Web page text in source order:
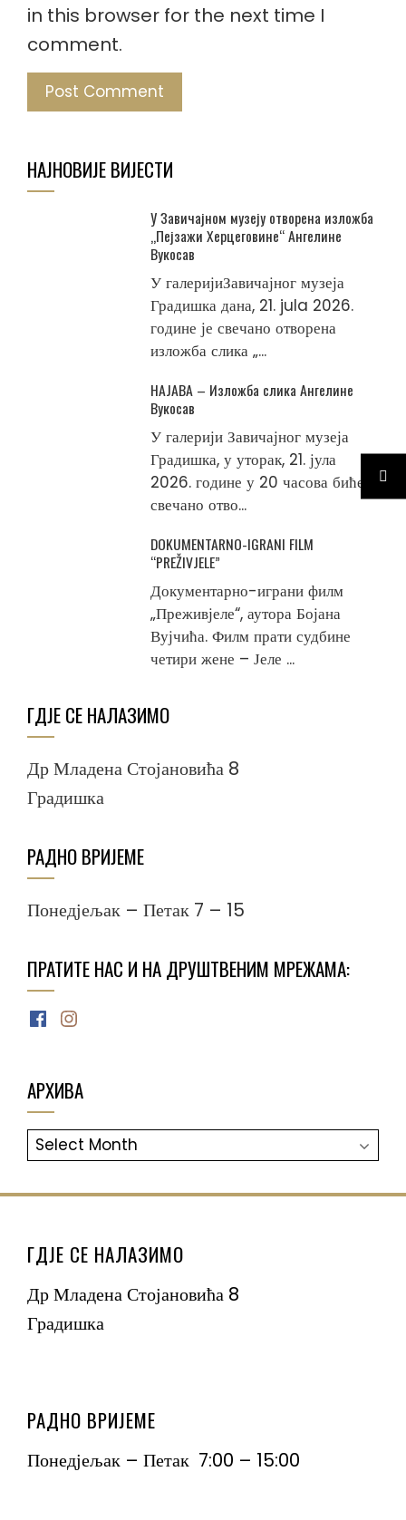
in this browser for the next time I
comment.
НАЈНОВИЈЕ ВИЈЕСТИ
У Завичајном музеју отворена изложба
„Пејзажи Херцеговине“ Ангелине
Вукосав
У галеријиЗавичајног музеја
Градишка дана, 21. jula 2026.
године је свечано отворена
изложба слика „...
НАЈАВА – Изложба слика Ангелине
Вукосав
У галерији Завичајног музеја
Градишка, у уторак, 21. јула
2026. године у 20 часова биће
свечано отво...
DOKUMENTARNO-IGRANI FILM
“PREŽIVJELE”
Документарно-играни филм
„Преживјеле“, аутора Бојана
Вујчића. Филм прати судбине
четири жене – Јеле ...
ГДЈЕ СЕ НАЛАЗИМО
Др Младена Стојановића 8
Градишка
РАДНО ВРИЈЕМЕ
Понедјељак – Петак 7 – 15
ПРАТИТЕ НАС И НА ДРУШТВЕНИМ МРЕЖАМА:
Facebook
Instagram
АРХИВА
АРХИВА
ГДЈЕ СЕ НАЛАЗИМО
Др Младена Стојановића 8
Градишка
РАДНО ВРИЈЕМЕ
Понедјељак – Петак 7:00 – 15:00